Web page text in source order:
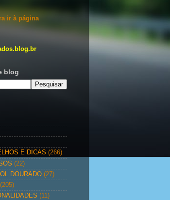
ir à página
blog
E DICAS (266)
(22)
DOURADO (27)
(205)
(11)